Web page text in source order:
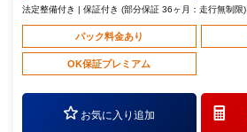
法定整備付き | 保証付き (部分保証 36ヶ月：走行無制限)
パック料金あり
OK保証プレミアム
お気に入り追加